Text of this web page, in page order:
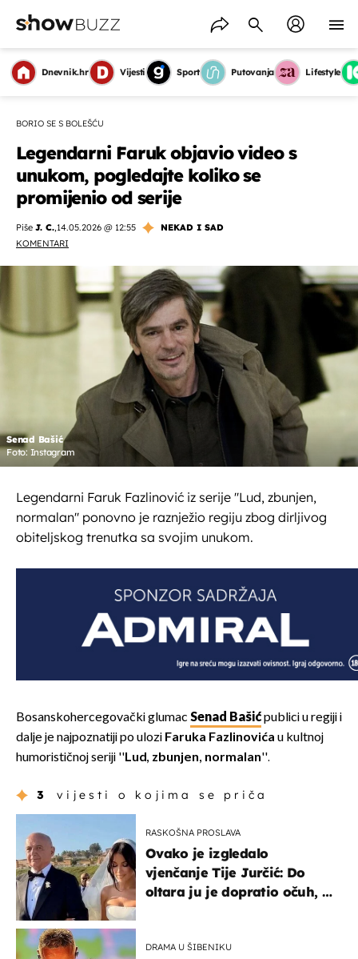
Dnevnik.hr Vijesti Sport Putovanja Lifestyle
BORIO SE S BOLEŠĆU
Legendarni Faruk objavio video s
unukom, pogledajte koliko se
promijenio od serije
Piše J. C.,14.05.2026 @ 12:55
NEKAD I SAD
KOMENTARI
Senad Bašić
Foto: Instagram
Legendarni Faruk Fazlinović iz serije ''Lud, zbunjen,
normalan'' ponovno je raznježio regiju zbog dirljivog
obiteljskog trenutka sa svojim unukom.
Bosanskohercegovački glumac Senad Bašićpublici u regiji i
dalje je najpoznatiji po ulozi Faruka Fazlinovića u kultnoj
humorističnoj seriji ''Lud, zbunjen, normalan''.
3 vijesti o kojima se priča
RASKOŠNA PROSLAVA
Ovako je izgledalo
vjenčanje Tije Jurčić: Do
oltara ju je dopratio očuh, a
DRAMA U ŠIBENIKU
OMOGUĆI OBAVIJESTI